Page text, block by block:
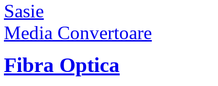
Sasie
Media Convertoare
Fibra Optica